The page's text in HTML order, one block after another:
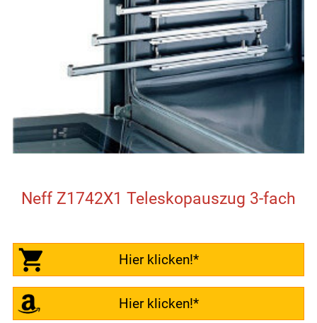
Neff Z1742X1 Teleskopauszug 3-fach
Hier klicken!*
Hier klicken!*